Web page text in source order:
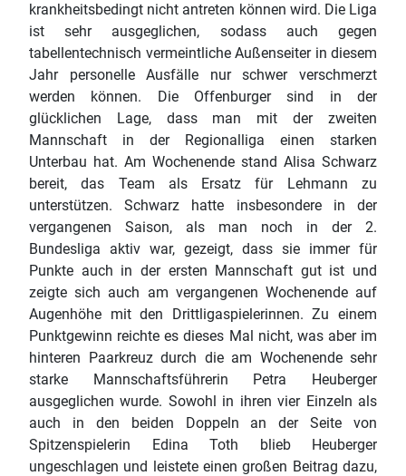
krankheitsbedingt nicht antreten können wird. Die Liga
ist sehr ausgeglichen, sodass auch gegen
tabellentechnisch vermeintliche Außenseiter in diesem
Jahr personelle Ausfälle nur schwer verschmerzt
werden können. Die Offenburger sind in der
glücklichen Lage, dass man mit der zweiten
Mannschaft in der Regionalliga einen starken
Unterbau hat. Am Wochenende stand Alisa Schwarz
bereit, das Team als Ersatz für Lehmann zu
unterstützen. Schwarz hatte insbesondere in der
vergangenen Saison, als man noch in der 2.
Bundesliga aktiv war, gezeigt, dass sie immer für
Punkte auch in der ersten Mannschaft gut ist und
zeigte sich auch am vergangenen Wochenende auf
Augenhöhe mit den Drittligaspielerinnen. Zu einem
Punktgewinn reichte es dieses Mal nicht, was aber im
hinteren Paarkreuz durch die am Wochenende sehr
starke Mannschaftsführerin Petra Heuberger
ausgeglichen wurde. Sowohl in ihren vier Einzeln als
auch in den beiden Doppeln an der Seite von
Spitzenspielerin Edina Toth blieb Heuberger
ungeschlagen und leistete einen großen Beitrag dazu,